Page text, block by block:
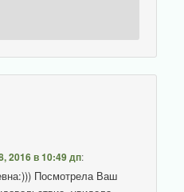
2016 в 10:49 дп:
Посмотрела Ваш